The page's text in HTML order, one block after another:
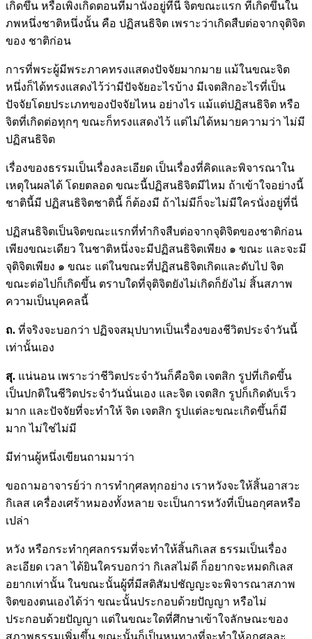
เกิดขึ้น หรือเพิ่งเกิดตอนที่มานั่งอยู่ที่นี่ จิตขณะแรก ที่เกิดขึ้นใน
ภพหนึ่งชาติหนึ่งนั้น คือ ปฏิสนธิจิต เพราะว่าเกิดสืบต่อจากจุติจิต
ของ ชาติก่อน
การที่พระผู้มีพระภาคทรงแสดงปัจจัยมากมาย แม้ในขณะจิต
หนึ่งก็ได้ทรงแสดงไว้ว่ามีปัจจัยอะไรบ้าง มีเจตสิกอะไรที่เป็น
ปัจจัยโดยประเภทของปัจจัยไหน อย่างไร แม้แต่ปฏิสนธิจิต หรือ
จิตที่เกิดต่อทุกๆ ขณะก็ทรงแสดงไว้ แต่ไม่ได้หมายความว่า ไม่มี
ปฏิสนธิจิต
เรื่องของธรรมเป็นเรื่องละเอียด เป็นเรื่องที่คิดและพิจารณาใน
เหตุในผลได้ โดยตลอด ขณะนี้ปฏิสนธิจิตมีไหม ถ้าเข้าใจอย่างนี้
ชาตินี้มี ปฏิสนธิจิตชาตินี้ ก็ต้องมี ถ้าไม่มีก็จะไม่มีใครนั่งอยู่ที่นี่
ปฏิสนธิจิตเป็นจิตขณะแรกที่ทำกิจสืบต่อจากจุติจิตของชาติก่อน
เพียงขณะเดียว ในชาติหนึ่งจะมีปฏิสนธิจิตเพียง ๑ ขณะ และจะมี
จุติจิตเพียง ๑ ขณะ แต่ในขณะที่ปฏิสนธิจิตเกิดและดับไป จิต
ขณะต่อไปก็เกิดขึ้น ตราบใดที่จุติจิตยังไม่เกิดก็ยังไม่ สิ้นสภาพ
ความเป็นบุคคลนี้
ถ. ที่จริงจะบอกว่า ปฏิจจสมุปบาทเป็นเรื่องของชีวิตประจำวันนี้
เท่านั้นเอง
สุ. แน่นอน เพราะว่าชีวิตประจำวันก็คือจิต เจตสิก รูปที่เกิดขึ้น
เป็นปกติในชีวิตประจำวันนั่นเอง และจิต เจตสิก รูปก็เกิดดับเร็ว
มาก และปัจจัยที่จะทำให้ จิต เจตสิก รูปแต่ละขณะเกิดขึ้นก็มี
มาก ไม่ใช่ไม่มี
มีท่านผู้หนึ่งเขียนถามมาว่า
ขอถามอาจารย์ว่า การทำกุศลทุกอย่าง เราหวังจะให้สิ้นอาสวะ
กิเลส เครื่องเศร้าหมองทั้งหลาย จะเป็นการหวังที่เป็นอกุศลหรือ
เปล่า
หวัง หรือกระทำกุศลกรรมที่จะทำให้สิ้นกิเลส ธรรมเป็นเรื่อง
ละเอียด เวลา ได้ยินใครบอกว่า กิเลสไม่ดี ก็อยากจะหมดกิเลส
อยากเท่านั้น ในขณะนั้นผู้ที่มีสติสัมปชัญญะจะพิจารณาสภาพ
จิตของตนเองได้ว่า ขณะนั้นประกอบด้วยปัญญา หรือไม่
ประกอบด้วยปัญญา แต่ในขณะใดที่ศึกษาเข้าใจลักษณะของ
สภาพธรรมเพิ่มขึ้น ขณะนั้นก็เป็นหนทางที่จะทำให้อกุศลละ